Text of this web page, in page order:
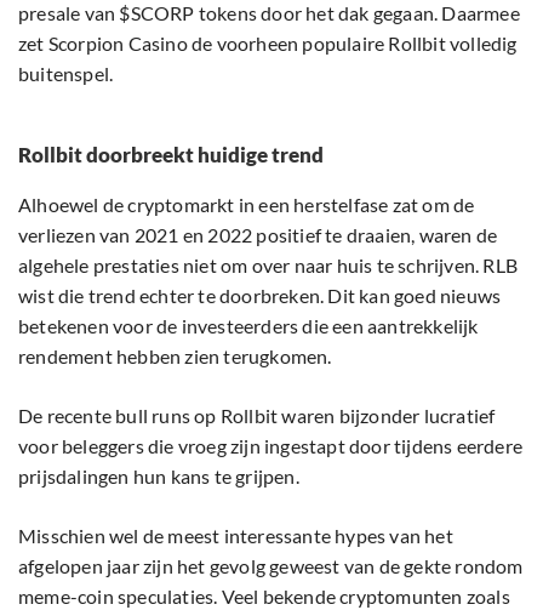
presale van $SCORP tokens door het dak gegaan. Daarmee
zet Scorpion Casino de voorheen populaire Rollbit volledig
buitenspel.
Rollbit doorbreekt huidige trend
Alhoewel de cryptomarkt in een herstelfase zat om de
verliezen van 2021 en 2022 positief te draaien, waren de
algehele prestaties niet om over naar huis te schrijven. RLB
wist die trend echter te doorbreken. Dit kan goed nieuws
betekenen voor de investeerders die een aantrekkelijk
rendement hebben zien terugkomen.
De recente bull runs op Rollbit waren bijzonder lucratief
voor beleggers die vroeg zijn ingestapt door tijdens eerdere
prijsdalingen hun kans te grijpen.
Misschien wel de meest interessante hypes van het
afgelopen jaar zijn het gevolg geweest van de gekte rondom
meme-coin speculaties. Veel bekende cryptomunten zoals